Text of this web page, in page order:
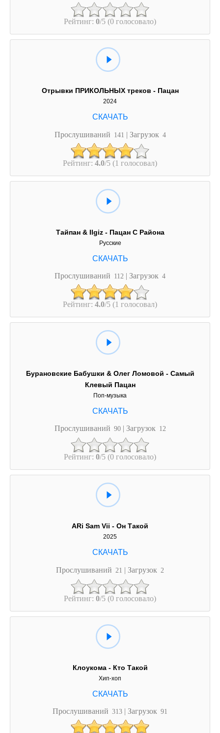
Рейтинг: 0/5 (0 голосовало)
Отрывки ПРИКОЛЬНЫХ треков - Пацан
2024
Прослушиваний 141 | Загрузок 4
Рейтинг: 4.0/5 (1 голосовал)
Тайпан & Ilgiz - Пацан С Района
Русские
Прослушиваний 112 | Загрузок 4
Рейтинг: 4.0/5 (1 голосовал)
Бурановские Бабушки & Олег Ломовой - Самый
Клевый Пацан
Поп-музыка
Прослушиваний 90 | Загрузок 12
Рейтинг: 0/5 (0 голосовало)
ARi Sam Vii - Он Такой
2025
Прослушиваний 21 | Загрузок 2
Рейтинг: 0/5 (0 голосовало)
Клоукома - Кто Такой
Хип-хоп
Прослушиваний 313 | Загрузок 91